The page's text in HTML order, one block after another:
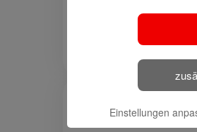
Meine Adresse
Einstellungen